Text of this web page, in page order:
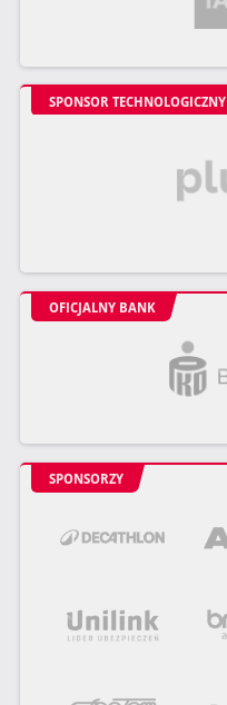
SPONSOR TECHNOLOGICZNY
OFICJALNY BANK
SPONSORZY